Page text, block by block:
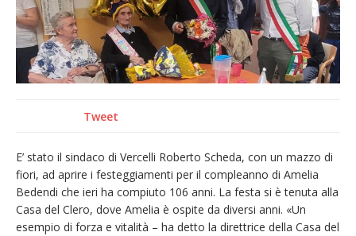
collezione della Fondazione Marazzato
Pro vs Saluzzo, amichevole di buon riscontro
Piscina ex Enal non balneabile dopo i controlli
dell’Asl. Il Comune: «Misura precauzionale e
Dieci anni fa l’ingresso a Vercelli
Tweet
E’ stato il sindaco di Vercelli Roberto Scheda, con un mazzo di
fiori, ad aprire i festeggiamenti per il compleanno di Amelia
Bedendi che ieri ha compiuto 106 anni. La festa si è tenuta alla
Casa del Clero, dove Amelia è ospite da diversi anni. «Un
esempio di forza e vitalità – ha detto la direttrice della Casa del